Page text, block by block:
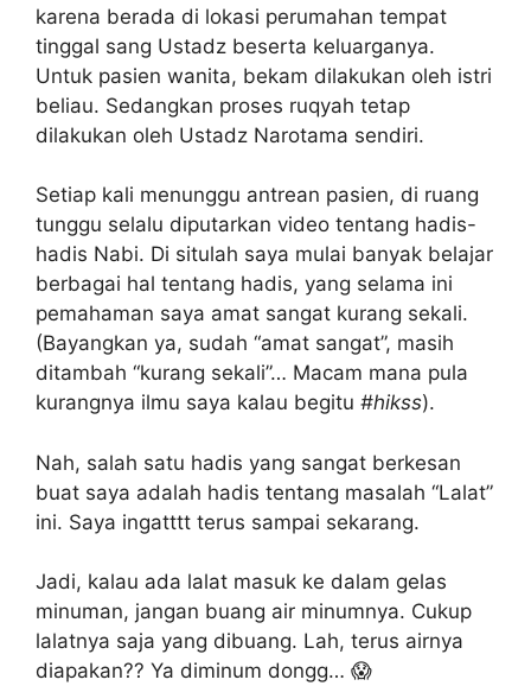
karena berada di lokasi perumahan tempat
tinggal sang Ustadz beserta keluarganya.
Untuk pasien wanita, bekam dilakukan oleh istri
beliau. Sedangkan proses ruqyah tetap
dilakukan oleh Ustadz Narotama sendiri.
Setiap kali menunggu antrean pasien, di ruang
tunggu selalu diputarkan video tentang hadis-
hadis Nabi. Di situlah saya mulai banyak belajar
berbagai hal tentang hadis, yang selama ini
pemahaman saya amat sangat kurang sekali.
(Bayangkan ya, sudah “amat sangat”, masih
ditambah “kurang sekali”… Macam mana pula
kurangnya ilmu saya kalau begitu #hikss).
Nah, salah satu hadis yang sangat berkesan
buat saya adalah hadis tentang masalah “Lalat”
ini. Saya ingatttt terus sampai sekarang.
Jadi, kalau ada lalat masuk ke dalam gelas
minuman, jangan buang air minumnya. Cukup
lalatnya saja yang dibuang. Lah, terus airnya
diapakan?? Ya diminum dongg… 😱